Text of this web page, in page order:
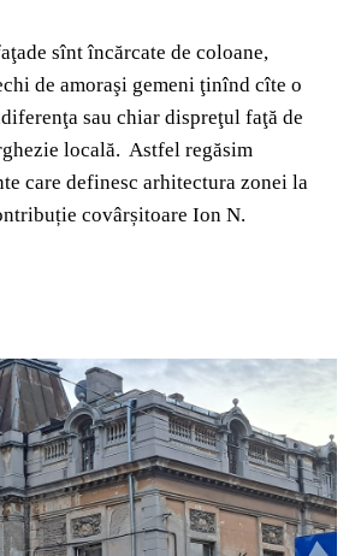
sînt încărcate de coloane,
de amoraşi gemeni ţinînd cîte o
sau chiar dispreţul faţă de
locală. Astfel regăsim
care definesc arhitectura zonei la
covârșitoare Ion N.